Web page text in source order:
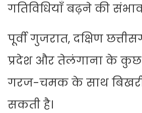
गतिविधियाँ बढ़ने की
पूर्वी गुजरात, दक्षिण
प्रदेश और तेलंगाना के कुछ
गरज-चमक के साथ बिखरी
सकती है।